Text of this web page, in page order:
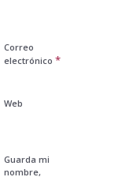
Correo
electrónico *
Web
Guarda mi
nombre,